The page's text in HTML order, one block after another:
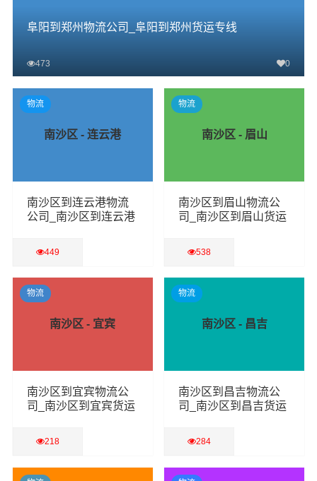
阜阳到郑州物流公司_阜阳到郑州货运专线
473 0
查看详细
南沙区 - 连云港
南沙区到连云港物流
公司_南沙区到连云港
449
查看详细
物流
南沙区 - 眉山
南沙区到眉山物流公
司_南沙区到眉山货运
538
查看详细
物流
南沙区 - 宜宾
南沙区到宜宾物流公
司_南沙区到宜宾货运
218
查看详细
物流
南沙区 - 昌吉
南沙区到昌吉物流公
司_南沙区到昌吉货运
284
查看详细
物流